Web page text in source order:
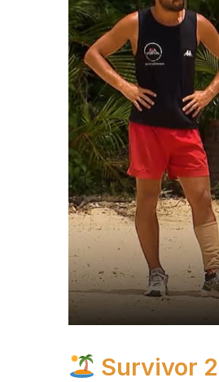
Survivor